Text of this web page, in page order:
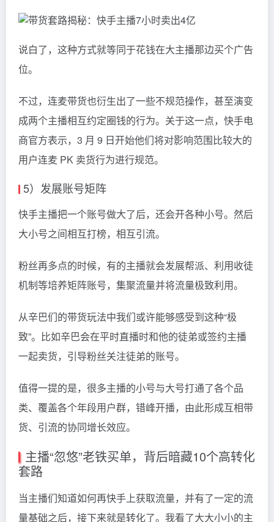
说白了，这种方式就等同于花钱在大主播那边买个广告
位。
不过，连麦带货也衍生出了一些不规范操作，甚至演变
成两个主播相互约定圈钱的行为。关于这一点，快手电
商官方表示，3 月 9 日开始他们将对影响范围比较大的
用户连麦 PK 卖货行为进行规范。
5）发展账号矩阵
快手主播把一个账号做大了后，还会开各种小号。然后
大小号之间相互打榜，相互引流。
粉丝再多点的时候，有的主播就会发展帮派、利用收徒
机制等培养矩阵账号，集聚流量并将流量极致利用。
从辛巴们的带货玩法中我们或许能够感受到这种“极
致”。比如辛巴会在平时直播时和他的徒弟或签约主播
一起卖货，引导粉丝关注徒弟的账号。
值得一提的是，很多主播的小号与大号打通了各个品
类、覆盖各个年段用户群，错峰开播，由此形成互相带
货、引流的协同增长效应。
主播“忽悠”老铁买单，背后暗藏10个高转化
套路
当主播们知道如何再快手上获取流量，并有了一定的流
量基础之后，接下来就是转化了。我看了大大小小的主